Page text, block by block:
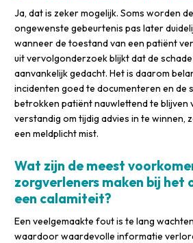
Ja, dat is zeker mogelijk. Soms worden
ongewenste gebeurtenis pas later
wanneer de toestand van een patiënt
uit vervolgonderzoek blijkt dat de
aanvankelijk gedacht. Het is daarom
incidenten goed te documenteren en de
betrokken patiënt nauwlettend te blijven
verstandig om tijdig advies in te winnen,
een meldplicht mist.
Wat zijn de meest
zorgverleners maken bij het
een calamiteit?
Een veelgemaakte fout is te lang
waardoor waardevolle informatie